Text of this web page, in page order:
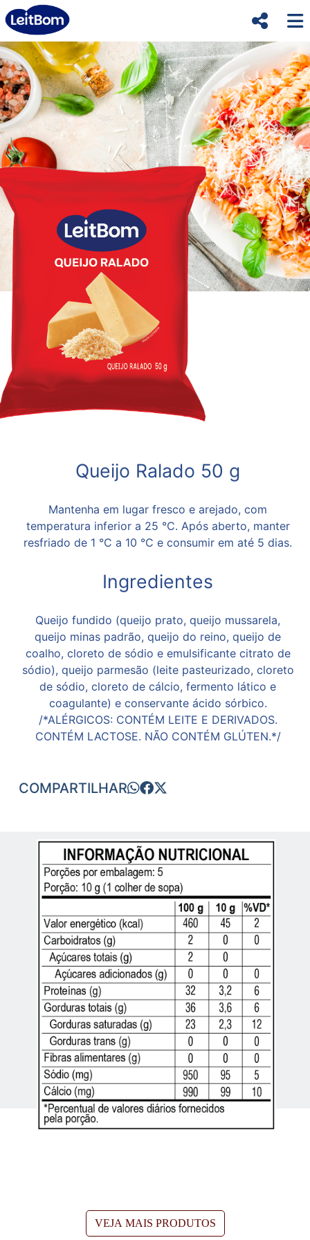
Queijo Ralado 50 g
Mantenha em lugar fresco e arejado, com
temperatura inferior a 25 °C. Após aberto, manter
resfriado de 1 °C a 10 °C e consumir em até 5 dias.
Ingredientes
Queijo fundido (queijo prato, queijo mussarela,
queijo minas padrão, queijo do reino, queijo de
coalho, cloreto de sódio e emulsificante citrato de
sódio), queijo parmesão (leite pasteurizado, cloreto
de sódio, cloreto de cálcio, fermento lático e
coagulante) e conservante ácido sórbico.
/*ALÉRGICOS: CONTÉM LEITE E DERIVADOS.
CONTÉM LACTOSE. NÃO CONTÉM GLÚTEN.*/
COMPARTILHAR
VEJA MAIS PRODUTOS